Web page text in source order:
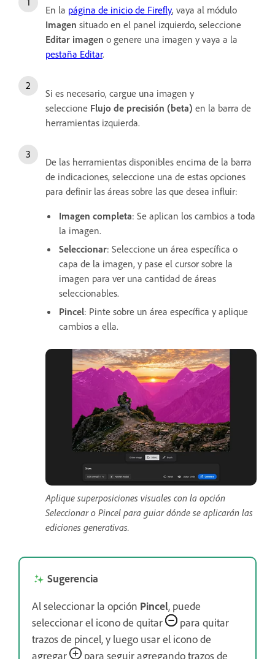
En la página de inicio de Firefly, vaya al módulo
Imagen situado en el panel izquierdo, seleccione
Editar imagen o genere una imagen y vaya a la
pestaña Editar.
Si es necesario, cargue una imagen y
seleccione Flujo de precisión (beta) en la barra de
herramientas izquierda.
De las herramientas disponibles encima de la barra
de indicaciones, seleccione una de estas opciones
para definir las áreas sobre las que desea influir:
Imagen completa: Se aplican los cambios a toda
la imagen.
Seleccionar: Seleccione un área específica o
capa de la imagen, y pase el cursor sobre la
imagen para ver una cantidad de áreas
seleccionables.
Pincel: Pinte sobre un área específica y aplique
cambios a ella.
Aplique superposiciones visuales con la opción
Seleccionar o Pincel para guiar dónde se aplicarán las
ediciones generativas.
Sugerencia
Al seleccionar la opción Pincel, puede
seleccionar el icono de quitar
para quitar
trazos de pincel, y luego usar el icono de
agregar
para seguir agregando trazos de